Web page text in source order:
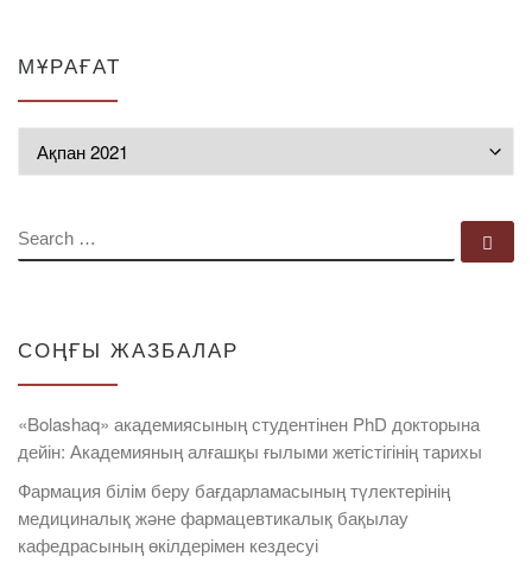
МҰРАҒАТ
SEARCH
СОҢҒЫ ЖАЗБАЛАР
«Bolashaq» академиясының студентінен PhD докторына
дейін: Академияның алғашқы ғылыми жетістігінің тарихы
Фармация білім беру бағдарламасының түлектерінің
медициналық және фармацевтикалық бақылау
кафедрасының өкілдерімен кездесуі